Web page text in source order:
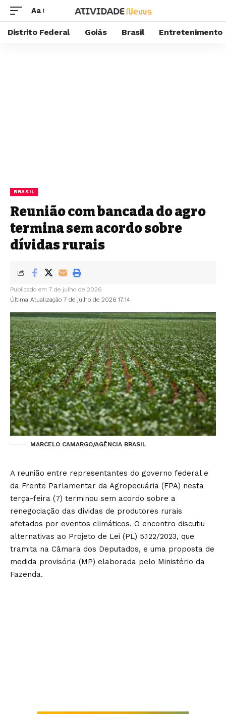
Aa
Distrito Federal Goiás Brasil Entretenimento
BRASIL
Reunião com bancada do agro
termina sem acordo sobre
dívidas rurais
Última Atualização 7 de julho de 2026 17:14
Publicado em 7 de julho de 2026
MARCELO CAMARGO/AGÊNCIA BRASIL
A reunião entre representantes do governo federal e
da Frente Parlamentar da Agropecuária (FPA) nesta
terça-feira (7) terminou sem acordo sobre a
renegociação das dívidas de produtores rurais
afetados por eventos climáticos. O encontro discutiu
alternativas ao Projeto de Lei (PL) 5.122/2023, que
tramita na Câmara dos Deputados, e uma proposta de
medida provisória (MP) elaborada pelo Ministério da
Fazenda.